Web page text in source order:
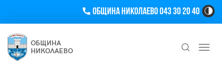
Телефон
Община Николаево 043 30 20 40
ОБЩИНА
НИКОЛАЕВО